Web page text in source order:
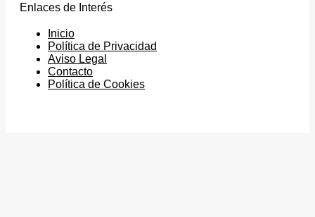
Enlaces de Interés
Inicio
Política de Privacidad
Aviso Legal
Contacto
Política de Cookies